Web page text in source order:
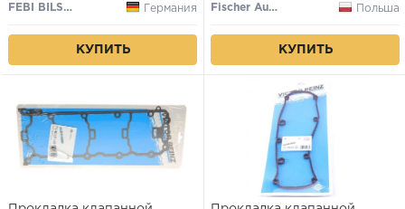
FEBI BILSTEIN
Германия
КУПИТЬ
Fischer Automotive One (FA1)
Польша
КУПИТЬ